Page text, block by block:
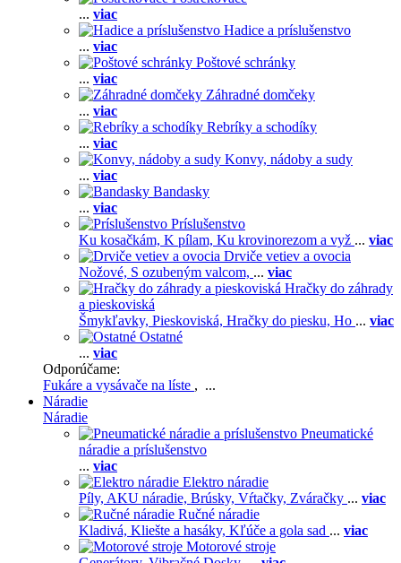
... viac
Hadice a príslušenstvo
... viac
Poštové schránky
... viac
Záhradné domčeky
... viac
Rebríky a schodíky
... viac
Konvy, nádoby a sudy
... viac
Bandasky
... viac
Príslušenstvo
Ku kosačkám, K pílam, Ku krovinorezom a vyž ... viac
Drviče vetiev a ovocia
Nožové, S ozubeným valcom, ... viac
Hračky do záhrady
a pieskoviská
Šmykľavky, Pieskoviská, Hračky do piesku, Ho ... viac
Ostatné
... viac
Odporúčame:
Fukáre a vysávače na líste , ...
Náradie
Náradie
Pneumatické
náradie a príslušenstvo
... viac
Elektro náradie
Píly, AKU náradie, Brúsky, Vŕtačky, Zváračky ... viac
Ručné náradie
Kladivá, Kliešte a hasáky, Kľúče a gola sad ... viac
Motorové stroje